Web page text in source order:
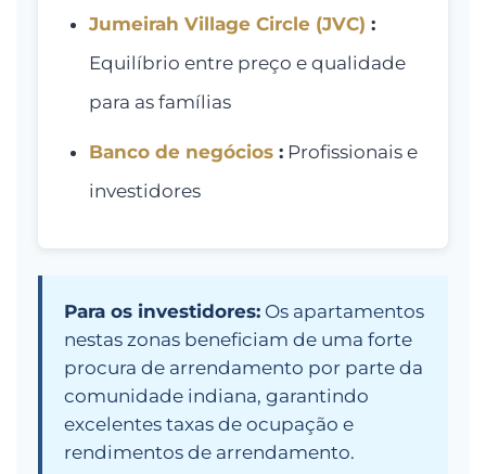
Jumeirah Village Circle (JVC) :
Equilíbrio entre preço e qualidade
para as famílias
Banco de negócios:Profissionais e
investidores
Para os investidores: Os apartamentos
nestas zonas beneficiam de uma forte
procura de arrendamento por parte da
comunidade indiana, garantindo
excelentes taxas de ocupação e
rendimentos de arrendamento.